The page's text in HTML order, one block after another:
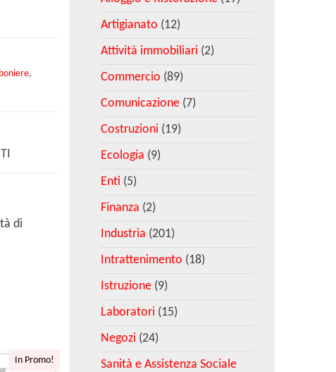
,
di
In Promo!
Artigianato (12)
Attività immobiliari (2)
Commercio (89)
Comunicazione (7)
Costruzioni (19)
Ecologia (9)
Enti (5)
Finanza (2)
Industria (201)
Intrattenimento (18)
Istruzione (9)
Laboratori (15)
Negozi (24)
Sanità e Assistenza Sociale